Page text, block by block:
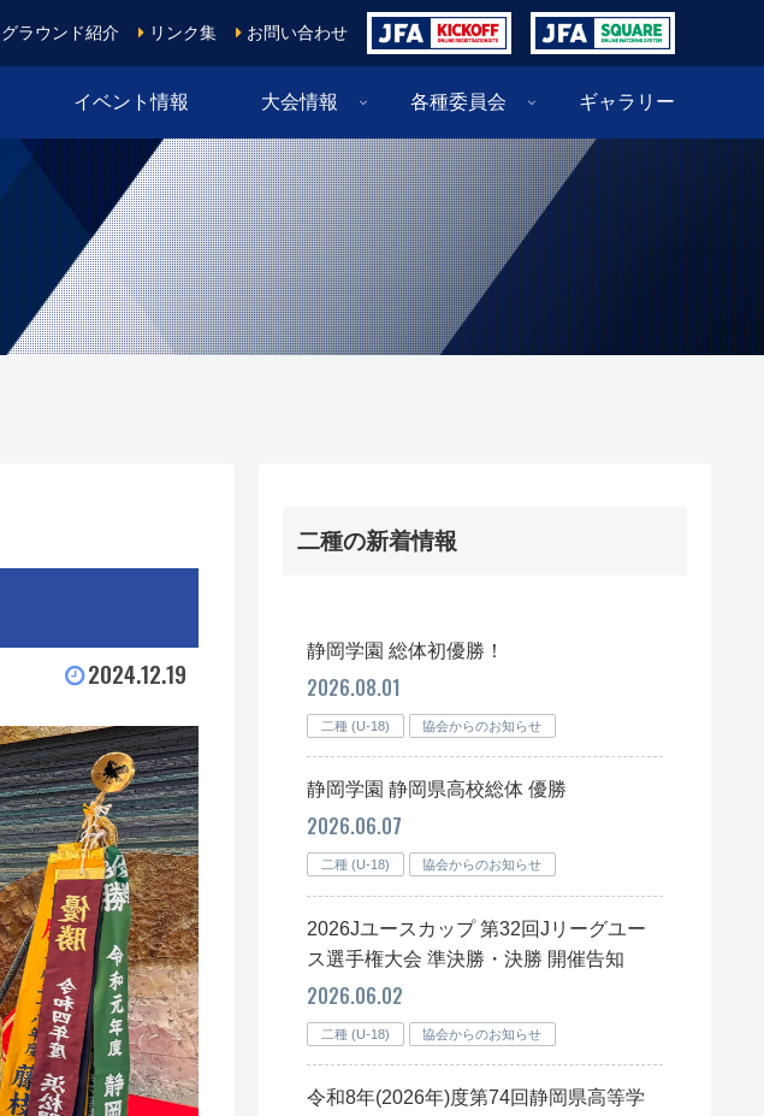
グラウンド紹介 リンク集 お問い合わせ
イベント情報 大会情報 各種委員会 ギャラリー
2024.12.19
二種の新着情報
静岡学園 総体初優勝！
2026.08.01
二種 (U-18) 協会からのお知らせ
静岡学園 静岡県高校総体 優勝
2026.06.07
二種 (U-18) 協会からのお知らせ
2026Jユースカップ 第32回Jリーグユー
ス選手権大会 準決勝・決勝 開催告知
2026.06.02
二種 (U-18) 協会からのお知らせ
令和8年(2026年)度第74回静岡県高等学